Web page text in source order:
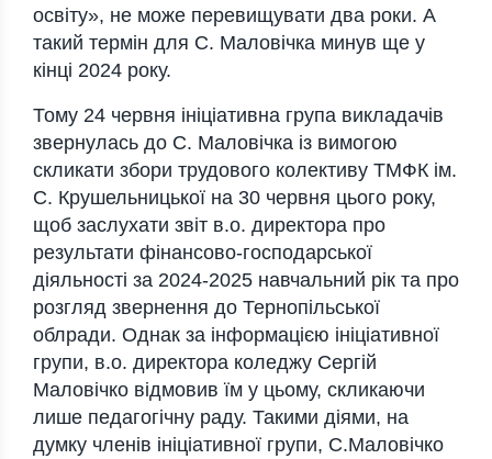
освіту», не може перевищувати два роки. А
такий термін для С. Маловічка минув ще у
кінці 2024 року.
Тому 24 червня ініціативна група викладачів
звернулась до С. Маловічка із вимогою
скликати збори трудового колективу ТМФК ім.
С. Крушельницької на 30 червня цього року,
щоб заслухати звіт в.о. директора про
результати фінансово-господарської
діяльності за 2024-2025 навчальний рік та про
розгляд звернення до Тернопільської
облради. Однак за інформацією ініціативної
групи, в.о. директора коледжу Сергій
Маловічко відмовив їм у цьому, скликаючи
лише педагогічну раду. Такими діями, на
думку членів ініціативної групи, С.Маловічко